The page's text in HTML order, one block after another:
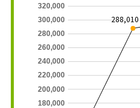
180,000
200,000
220,000
240,000
260,000
280,000
300,000
320,000
288,010